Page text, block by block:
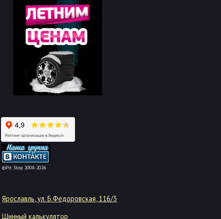
©Pit Stop 2008-2026
-->
Ярославль, ул. Б.Федоровская, 116/3
Шинный калькулятор